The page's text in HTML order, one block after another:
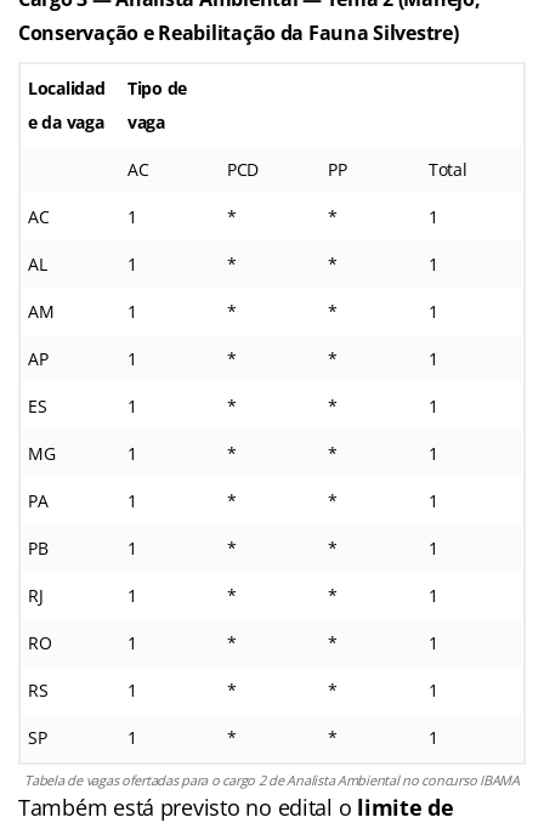
Conservação e Reabilitação da Fauna Silvestre)
Localidad
e da vaga
Tipo de
vaga
AC PCD PP Total
AC 1 * * 1
AL 1 * * 1
AM 1 * * 1
AP 1 * * 1
ES 1 * * 1
MG 1 * * 1
PA 1 * * 1
PB 1 * * 1
RJ 1 * * 1
RO 1 * * 1
RS 1 * * 1
SP 1 * * 1
Tabela de vagas ofertadas para o cargo 2 de Analista Ambiental no concurso IBAMA
Também está previsto no edital o limite de